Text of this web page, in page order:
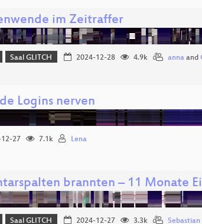
im Zeitraffer
Saal GLITCH 2024-12-28 4.9k annaand
Logins nerven
27 7.1k Lena
brannten – 11 Monate
Saal GLITCH 2024-12-27 3.3k Sebastian